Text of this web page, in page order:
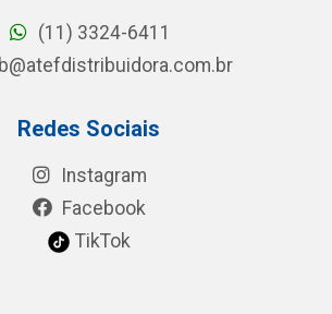
(11) 3324-6411
Redes Sociais
Instagram
Facebook
TikTok